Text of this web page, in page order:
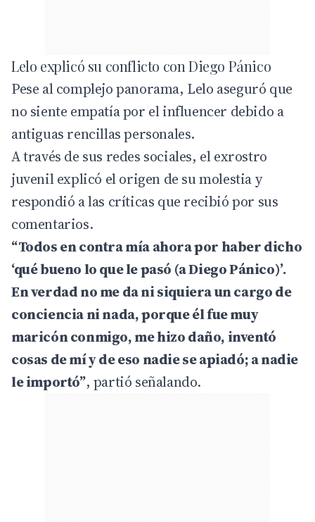
Lelo explicó su conflicto con Diego Pánico
Pese al complejo panorama, Lelo aseguró que
no siente empatía por el influencer debido a
antiguas rencillas personales.
A través de sus redes sociales, el exrostro
juvenil explicó el origen de su molestia y
respondió a las críticas que recibió por sus
comentarios.
“Todos en contra mía ahora por haber dicho
‘qué bueno lo que le pasó (a Diego Pánico)’.
En verdad no me da ni siquiera un cargo de
conciencia ni nada, porque él fue muy
maricón conmigo, me hizo daño, inventó
cosas de mí y de eso nadie se apiadó; a nadie
le importó”, partió señalando.